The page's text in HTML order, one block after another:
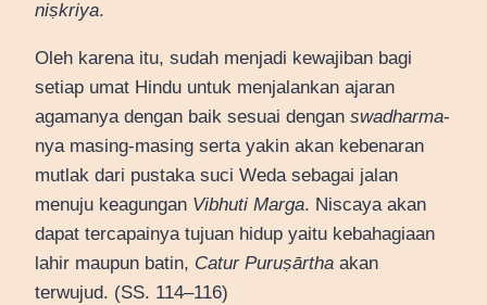
niṣkriya.
Oleh karena itu, sudah menjadi kewajiban bagi
setiap umat Hindu untuk menjalankan ajaran
agamanya dengan baik sesuai dengan swadharma-
nya masing-masing serta yakin akan kebenaran
mutlak dari pustaka suci Weda sebagai jalan
menuju keagungan Vibhuti Marga. Niscaya akan
dapat tercapainya tujuan hidup yaitu kebahagiaan
lahir maupun batin, Catur Puruṣārtha akan
terwujud. (SS. 114–116)